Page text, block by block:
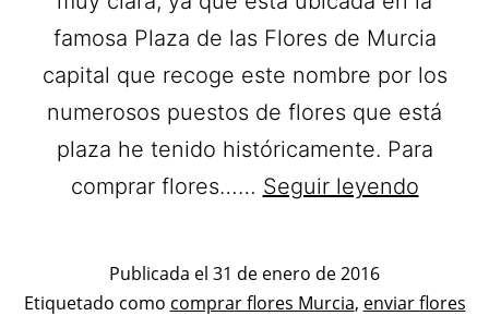
famosa Plaza de las Flores de Murcia
capital que recoge este nombre por los
numerosos puestos de flores que está
plaza he tenido históricamente. Para
comprar flores…… Seguir leyendo
a
Publicada el 31 de enero de 2016
Categorizado
Etiquetado como comprar flores Murcia, enviar flores